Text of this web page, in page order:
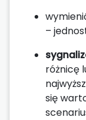
–
różnicę
się